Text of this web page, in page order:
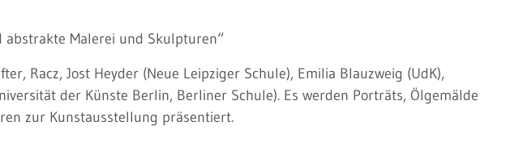
abstrakte Malerei und Skulpturen“
Racz, Jost Heyder (Neue Leipziger Schule), Emilia Blauzweig (UdK),
der Künste Berlin, Berliner Schule). Es werden Porträts, Ölgemälde
zur Kunstausstellung präsentiert.